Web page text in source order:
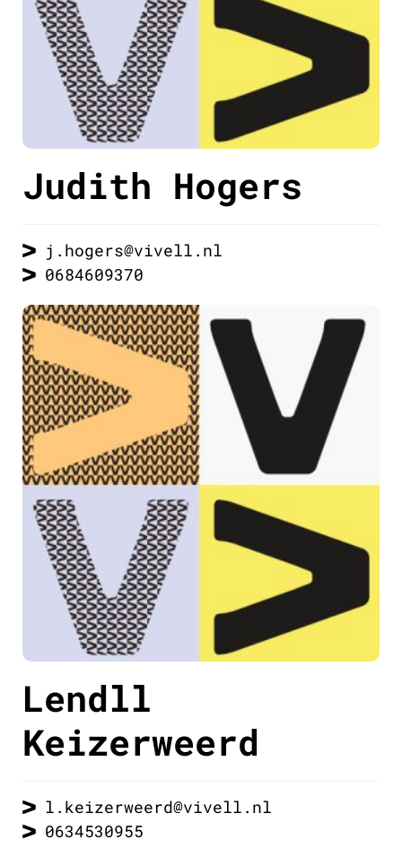
Judith Hogers
j.hogers@vivell.nl
0684609370
Lendll
Keizerweerd
l.keizerweerd@vivell.nl
0634530955